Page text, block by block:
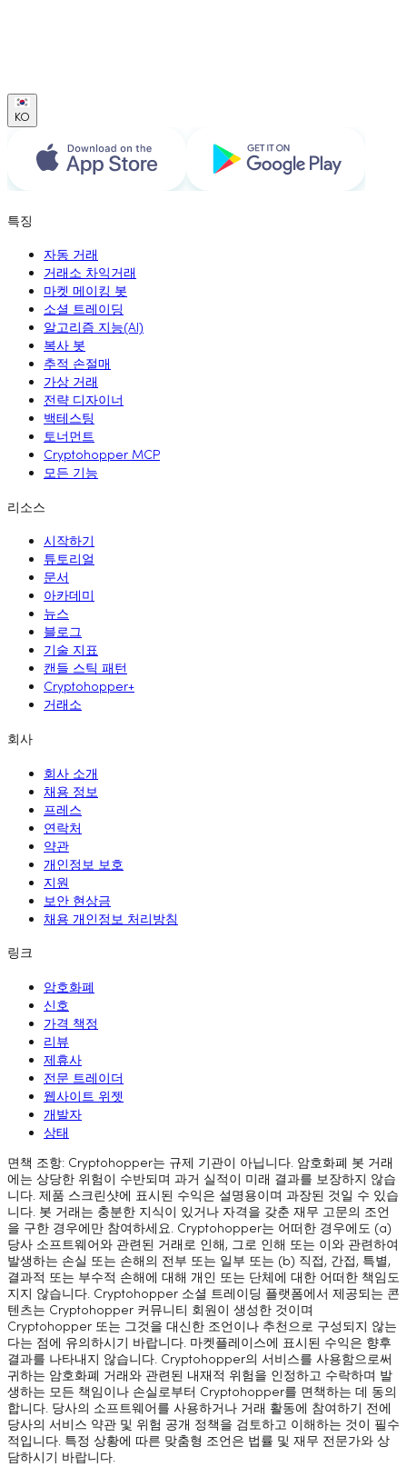
KO
특징
자동 거래
거래소 차익거래
마켓 메이킹 봇
소셜 트레이딩
알고리즘 지능(AI)
복사 봇
추적 손절매
가상 거래
전략 디자이너
백테스팅
토너먼트
Cryptohopper MCP
모든 기능
리소스
시작하기
튜토리얼
문서
아카데미
뉴스
블로그
기술 지표
캔들 스틱 패턴
Cryptohopper+
거래소
회사
회사 소개
채용 정보
프레스
연락처
약관
개인정보 보호
지원
보안 현상금
채용 개인정보 처리방침
링크
암호화폐
신호
가격 책정
리뷰
제휴사
전문 트레이더
웹사이트 위젯
개발자
상태
면책 조항: Cryptohopper는 규제 기관이 아닙니다. 암호화폐 봇 거래
에는 상당한 위험이 수반되며 과거 실적이 미래 결과를 보장하지 않습
니다. 제품 스크린샷에 표시된 수익은 설명용이며 과장된 것일 수 있습
니다. 봇 거래는 충분한 지식이 있거나 자격을 갖춘 재무 고문의 조언
을 구한 경우에만 참여하세요. Cryptohopper는 어떠한 경우에도 (a)
당사 소프트웨어와 관련된 거래로 인해, 그로 인해 또는 이와 관련하여
발생하는 손실 또는 손해의 전부 또는 일부 또는 (b) 직접, 간접, 특별,
결과적 또는 부수적 손해에 대해 개인 또는 단체에 대한 어떠한 책임도
지지 않습니다. Cryptohopper 소셜 트레이딩 플랫폼에서 제공되는 콘
텐츠는 Cryptohopper 커뮤니티 회원이 생성한 것이며
Cryptohopper 또는 그것을 대신한 조언이나 추천으로 구성되지 않는
다는 점에 유의하시기 바랍니다. 마켓플레이스에 표시된 수익은 향후
결과를 나타내지 않습니다. Cryptohopper의 서비스를 사용함으로써
귀하는 암호화폐 거래와 관련된 내재적 위험을 인정하고 수락하며 발
생하는 모든 책임이나 손실로부터 Cryptohopper를 면책하는 데 동의
합니다. 당사의 소프트웨어를 사용하거나 거래 활동에 참여하기 전에
당사의 서비스 약관 및 위험 공개 정책을 검토하고 이해하는 것이 필수
적입니다. 특정 상황에 따른 맞춤형 조언은 법률 및 재무 전문가와 상
담하시기 바랍니다.